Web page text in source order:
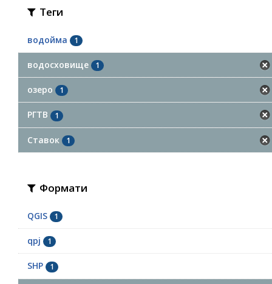
Теги
водойма 1
водосховище 1
озеро 1
РГТВ 1
Ставок 1
Формати
QGIS 1
qpj 1
SHP 1